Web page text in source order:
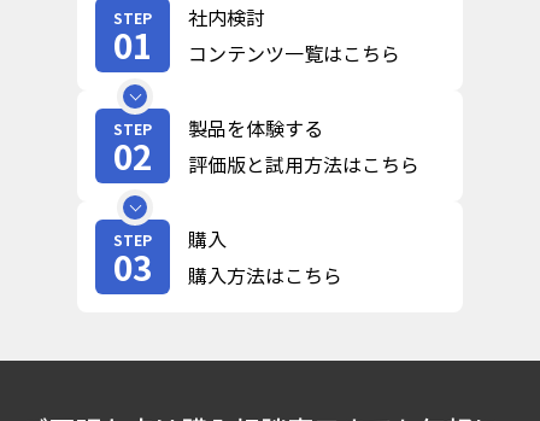
STEP
01
社内検討
コンテンツ一覧はこちら
STEP
02
製品を体験する
評価版と試用方法はこちら
STEP
03
購入
購入方法はこちら